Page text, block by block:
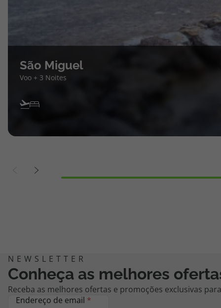
São Miguel
Voo + 3 Noites
Conheça as melhores
Receba as melhores ofertas e promoções exclusivas
Endereço de email *